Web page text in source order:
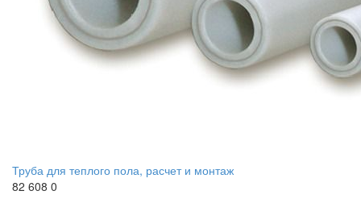
Труба для теплого пола, расчет и монтаж
82 608 0